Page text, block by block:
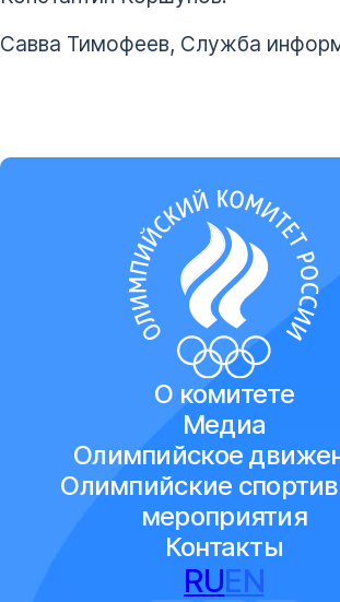
Савва Тимофеев, Служба
О комитете
Медиа
Олимпийское
Олимпийские
мероприятия
Контакты
RUEN